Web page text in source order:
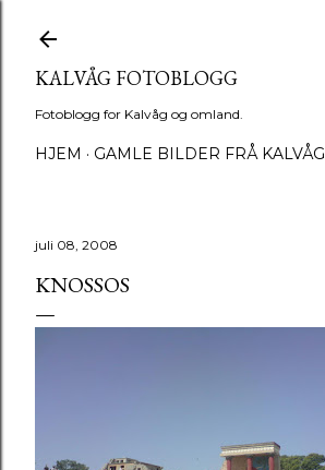
KALVÅG FOTOBLOGG
Fotoblogg for Kalvåg og omland.
HJEM GAMLE BILDER FRÅ KALVÅG
juli 08, 2008
KNOSSOS